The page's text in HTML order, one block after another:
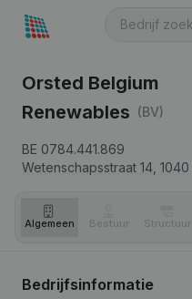
Orsted Belgium
Renewables (BV)
BE 0784.441.869
Wetenschapsstraat 14, 1040
Algemeen Bestuur Structuur
Bedrijfsinformatie